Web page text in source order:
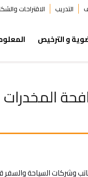
التدريب الاقتراحات
و الترخيص
المخدرات